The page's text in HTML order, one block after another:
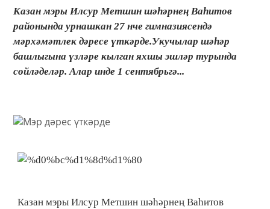
Казан мэры Илсур Метшин шәһәрнең Ваһитов
районында урнашкан 27 нче гимназиясендә
мәрхәмәтлек дәресе үткәрде.Укучылар шәһәр
башлыгына үзләре кылган яхшы эшләр турында
сөйләделәр. Алар инде 1 сентябрьгә...
Казан мэры Илсур Метшин шәһәрнең Ваһитов